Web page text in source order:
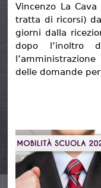
Vincenzo La
tratta di ricorsi)
giorni dalla
dopo l’inoltro
delle domande